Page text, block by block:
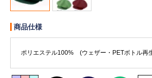
ログアウト
商品仕様
ポリエステル100% (ウェザー・PETボトル再